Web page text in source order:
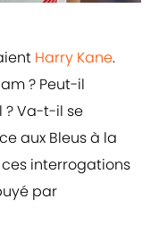
Harry Kane.
? Peut-il
? Va-t-il se
aux Bleus à la
ces interrogations
par